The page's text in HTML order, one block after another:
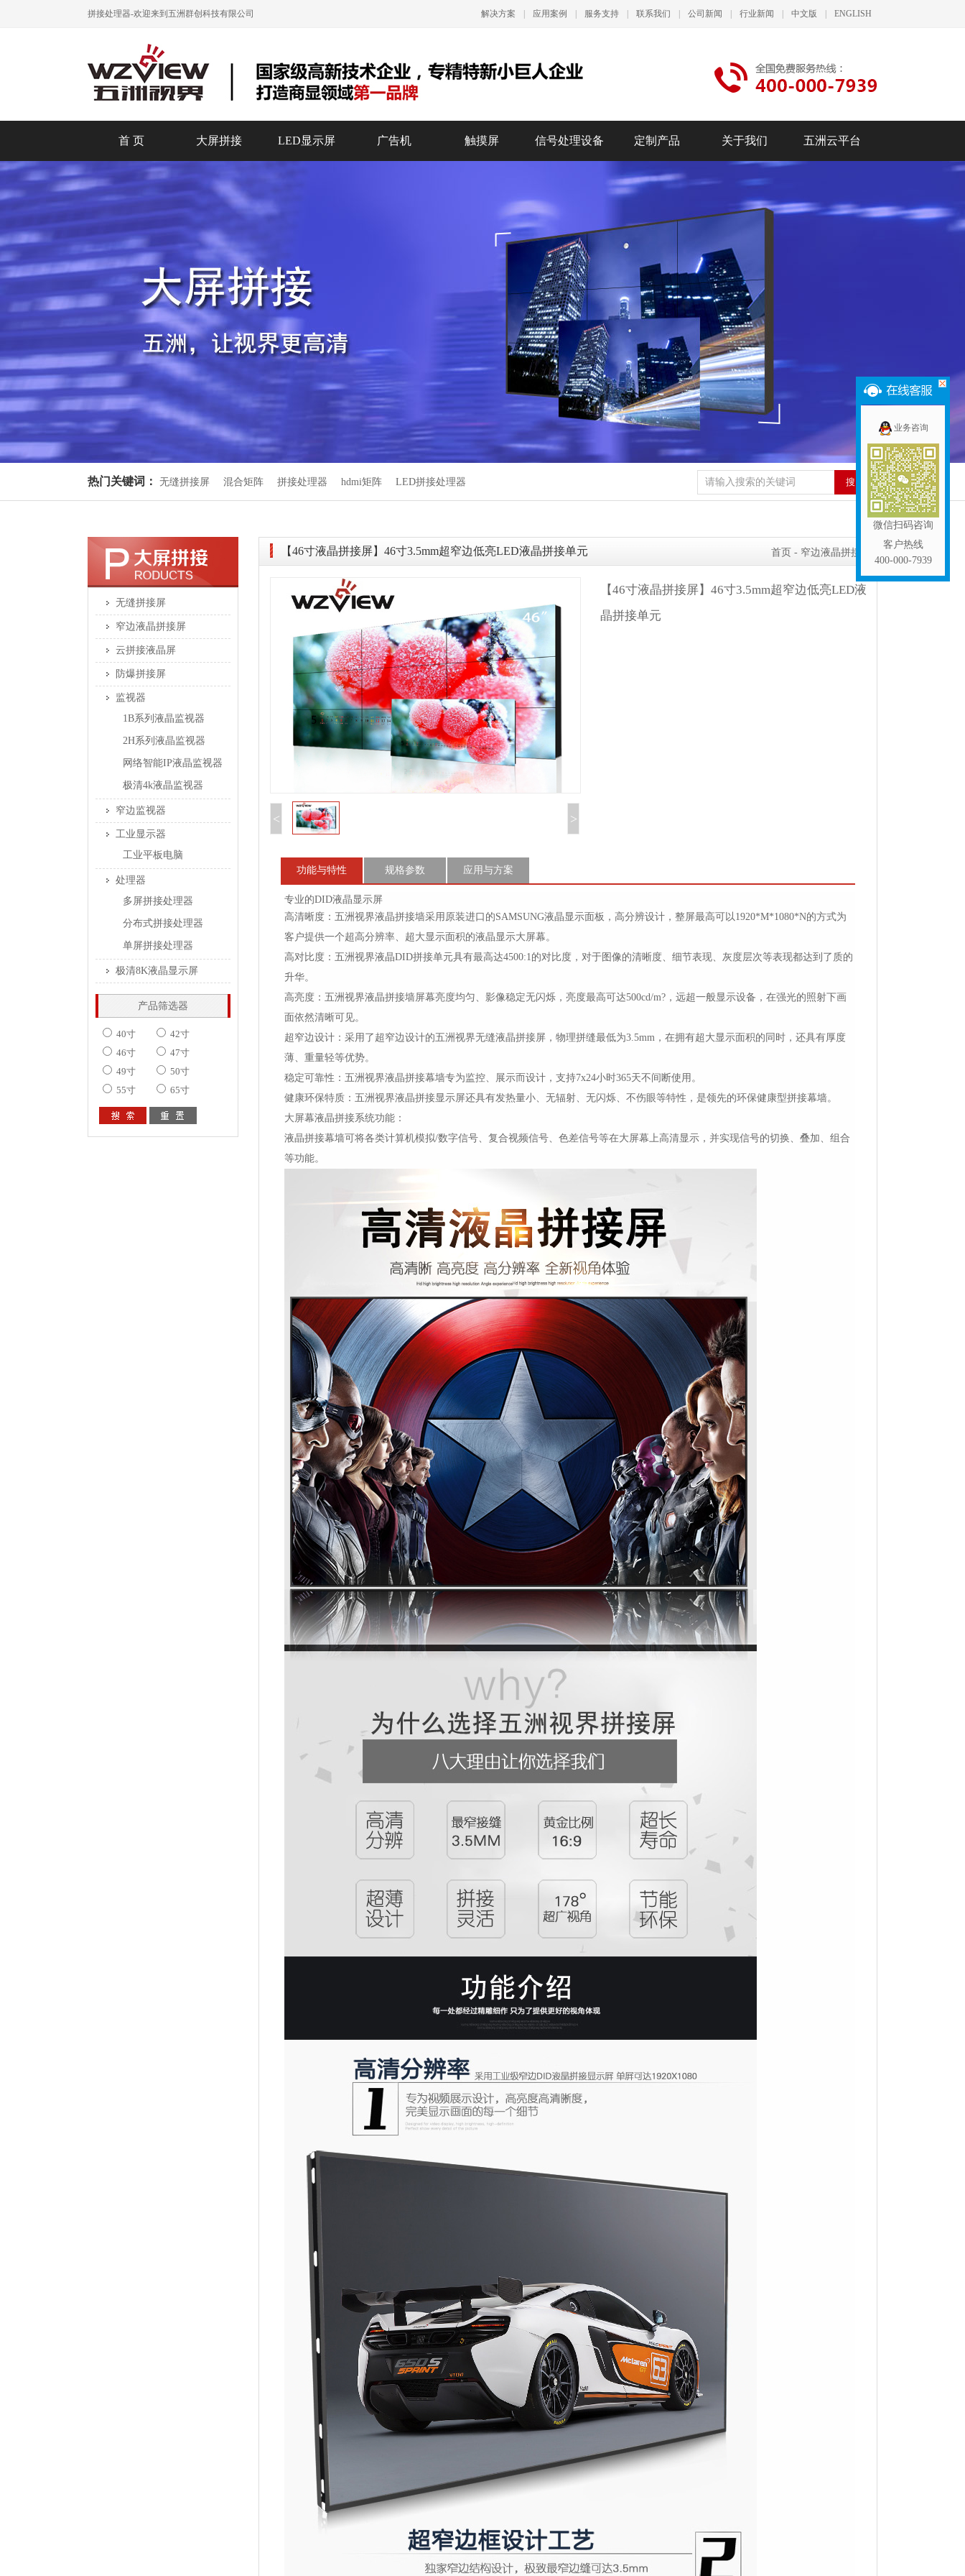
解决方案 应用案例 服务支持 联系我们 公司新闻 行业新闻 中文版 ENGLISH
拼接处理器-欢迎来到五洲群创科技有限公司
首 页 大屏拼接 LED显示屏 广告机 触摸屏 信号处理设备 定制产品 关于我们 五洲云平台
热门关键词： 无缝拼接屏 混合矩阵 拼接处理器 hdmi矩阵 LED拼接处理器
无缝拼接屏
窄边液晶拼接屏
云拼接液晶屏
防爆拼接屏
监视器
1B系列液晶监视器
2H系列液晶监视器
网络智能IP液晶监视器
极清4k液晶监视器
窄边监视器
工业显示器
工业平板电脑
处理器
多屏拼接处理器
分布式拼接处理器
单屏拼接处理器
极清8K液晶显示屏
产品筛选器
40寸
42寸
46寸
47寸
49寸
50寸
55寸
65寸
首页 - 窄边液晶拼接屏
【46寸液晶拼接屏】46寸3.5mm超窄边低亮LED液晶拼接单元
< >
【46寸液晶拼接屏】46寸3.5mm超窄边低亮LED液
晶拼接单元
功能与特性 规格参数 应用与方案
专业的DID液晶显示屏
高清晰度：五洲视界液晶拼接墙采用原装进口的SAMSUNG液晶显示面板，高分辨设计，整屏最高可以1920*M*1080*N的方式为
客户提供一个超高分辨率、超大显示面积的液晶显示大屏幕。
高对比度：五洲视界液晶DID拼接单元具有最高达4500:1的对比度，对于图像的清晰度、细节表现、灰度层次等表现都达到了质的
升华。
高亮度：五洲视界液晶拼接墙屏幕亮度均匀、影像稳定无闪烁，亮度最高可达500cd/m?，远超一般显示设备，在强光的照射下画
面依然清晰可见。
超窄边设计：采用了超窄边设计的五洲视界无缝液晶拼接屏，物理拼缝最低为3.5mm，在拥有超大显示面积的同时，还具有厚度
薄、重量轻等优势。
稳定可靠性：五洲视界液晶拼接幕墙专为监控、展示而设计，支持7x24小时365天不间断使用。
健康环保特质：五洲视界液晶拼接显示屏还具有发热量小、无辐射、无闪烁、不伤眼等特性，是领先的环保健康型拼接幕墙。
大屏幕液晶拼接系统功能：
液晶拼接幕墙可将各类计算机模拟/数字信号、复合视频信号、色差信号等在大屏幕上高清显示，并实现信号的切换、叠加、组合
等功能。
业务咨询
微信扫码咨询
客户热线
400-000-7939